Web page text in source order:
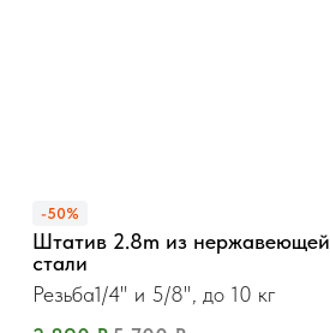
-50%
Штатив 2.8m из нержавеющей
стали
Резьба1/4" и 5/8", до 10 кг